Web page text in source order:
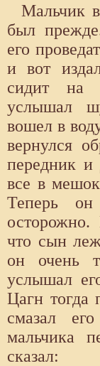
Мальчик
был
его
и вот
сидит на
услышал
вошел в
вернулся
передник и
все в
Теперь
осторожно.
что сын
он очень
услышал
Цагн тогда
смазал
мальчика
сказал: